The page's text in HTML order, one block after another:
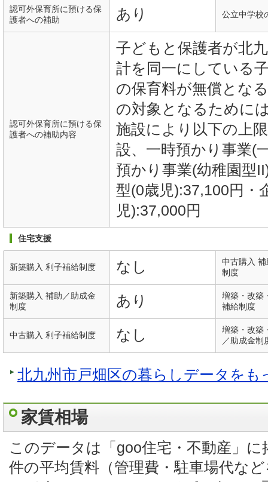
認可外保育所に預ける保
護者への補助
あり 公立中学校
認可外保育所に預ける保
護者への補助内容
子どもと保護者が北
計を同一にしている
の保育料が無償とな
の対象となるために
施設により以下の上
設、一時預かり事業(
預かり事業(幼稚園型
型(0歳児):37,100円・
児):37,000円
住宅支援
新築購入 利子補給制度 なし
中古購入
制度
新築購入 補助／助成金
制度
あり
増築・改築
補給制度
中古購入 利子補給制度 なし
増築・改築
／助成金制
北九州市戸畑区の暮らしデータをも
家賃相場
このデータは「goo住宅・不動産」
件の平均賃料（管理費・駐車場代な